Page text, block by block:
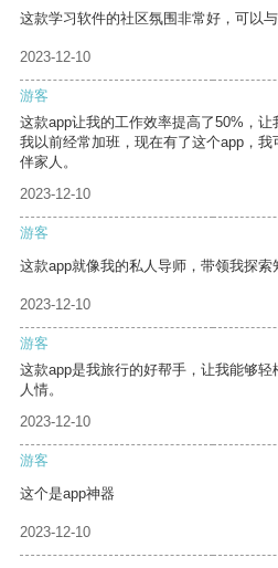
这款学习软件的社区氛围非常好，可以
2023-12-10
游客
这款app让我的工作效率提高了50%，让
我以前经常加班，现在有了这个app，
伴家人。
2023-12-10
游客
这款app就像我的私人导师，带领我探索
2023-12-10
游客
这款app是我旅行的好帮手，让我能够
人情。
2023-12-10
游客
这个是app神器
2023-12-10